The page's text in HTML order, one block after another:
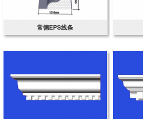
常德EPS线条